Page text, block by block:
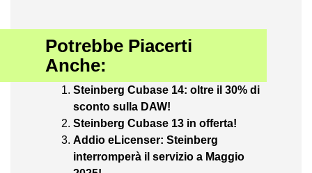
Potrebbe Piacerti
Anche:
Steinberg Cubase 14: oltre il 30% di
sconto sulla DAW!
Steinberg Cubase 13 in offerta!
Addio eLicenser: Steinberg
interromperà il servizio a Maggio